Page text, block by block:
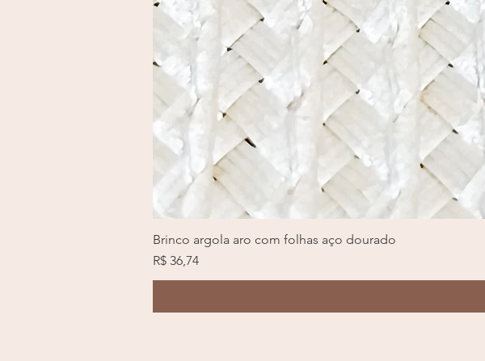
Brinco argola aro com folhas aço dourado
Preço
R$ 36,74